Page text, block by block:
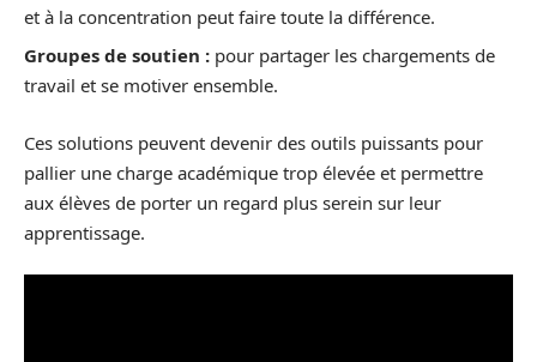
et à la concentration peut faire toute la différence.
Groupes de soutien : pour partager les chargements de
travail et se motiver ensemble.
Ces solutions peuvent devenir des outils puissants pour
pallier une charge académique trop élevée et permettre
aux élèves de porter un regard plus serein sur leur
apprentissage.